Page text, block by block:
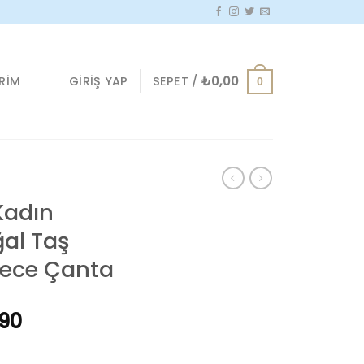
GIRIŞ YAP SEPET / ₺0,00 0
Taş
Çanta
Şu